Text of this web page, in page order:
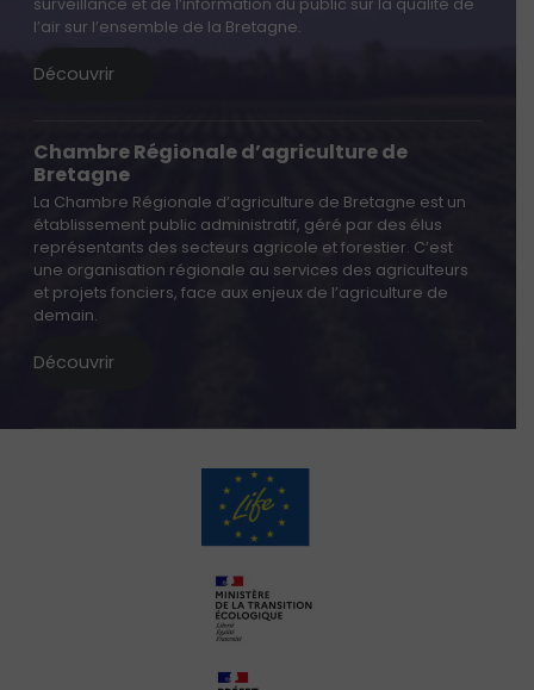
surveillance et de l’information du public sur la qualité de
l’air sur l’ensemble de la Bretagne.
Découvrir
Chambre Régionale d’agriculture de
Bretagne
La Chambre Régionale d’agriculture de Bretagne est un
établissement public administratif, géré par des élus
représentants des secteurs agricole et forestier. C’est
une organisation régionale au services des agriculteurs
et projets fonciers, face aux enjeux de l’agriculture de
demain.
Découvrir